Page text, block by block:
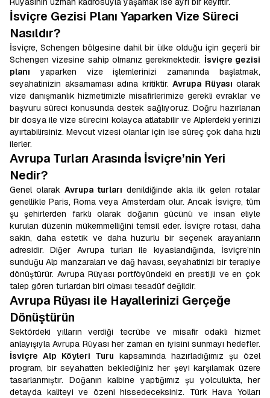
İsviçre Gezisi Planı Yaparken Vize Süreci
Nasıldır?
İsviçre, Schengen bölgesine dahil bir ülke olduğu için geçerli bir
Schengen vizesine sahip olmanız gerekmektedir. İsviçre gezisi
planı yaparken vize işlemlerinizi zamanında başlatmak,
seyahatinizin aksamaması adına kritiktir. Avrupa Rüyası olarak
vize danışmanlık hizmetimizle misafirlerimize gerekli evraklar ve
başvuru süreci konusunda destek sağlıyoruz. Doğru hazırlanan
bir dosya ile vize sürecini kolayca atlatabilir ve Alplerdeki yerinizi
ayırtabilirsiniz. Mevcut vizesi olanlar için ise süreç çok daha hızlı
ilerler.
Avrupa Turları Arasında İsviçre’nin Yeri
Nedir?
Genel olarak Avrupa turları denildiğinde akla ilk gelen rotalar
genellikle Paris, Roma veya Amsterdam olur. Ancak İsviçre, tüm
şu şehirlerden farklı olarak doğanın gücünü ve insan eliyle
kurulan düzenin mükemmelliğini temsil eder. İsviçre rotası, daha
sakin, daha estetik ve daha huzurlu bir seçenek arayanların
adresidir. Diğer Avrupa turları ile kıyaslandığında, İsviçre’nin
sunduğu Alp manzaraları ve dağ havası, seyahatinizi bir terapiye
dönüştürür. Avrupa Rüyası portföyündeki en prestijli ve en çok
talep gören turlardan biri olması tesadüf değildir.
Avrupa Rüyası ile Hayallerinizi Gerçeğe
Dönüştürün
Sektördeki yılların verdiği tecrübe ve misafir odaklı hizmet
anlayışıyla Avrupa Rüyası her zaman en iyisini sunmayı hedefler.
İsviçre Alp Köyleri Turu kapsamında hazırladığımız şu özel
program, bir seyahatten beklediğiniz her şeyi karşılamak üzere
tasarlanmıştır. Doğanın kalbine yaptığımız şu yolculukta, her
detayda kaliteyi ve özeni hissedeceksiniz. Türk Hava Yolları